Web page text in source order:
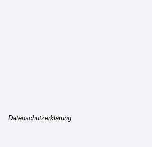
Datenschutzerklärung